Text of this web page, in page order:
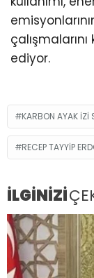
ediyor.
KARBON AYAK IZI
RECEP TAYYIP
İLGİNİZİ